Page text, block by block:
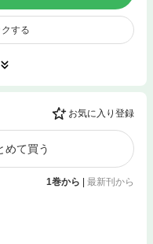
する
お気に入り登録
めて買う
1巻から | 最新刊から